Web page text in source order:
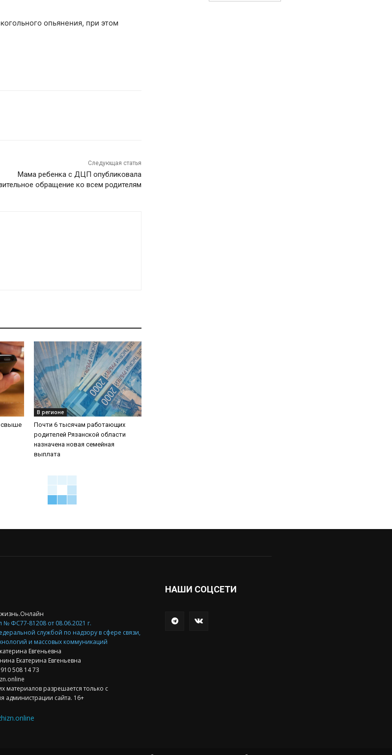
опьянения, при этом
Следующая статья
Мама ребенка с ДЦП опубликовала
обращение ко всем родителям
свыше
В регионе
Почти 6 тысячам работающих
родителей Рязанской области
назначена новая семейная
выплата
№ ФС77-81208 от 08.06.2021 г.
службой по надзору в сфере связи,
и массовых коммуникаций
Евгеньевна
Екатерина Евгеньевна
508 14 73
материалов разрешается только с
администрации сайта. 16+
НАШИ СОЦСЕТИ